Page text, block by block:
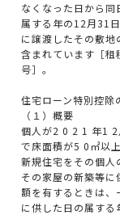
なくなった日から
属する年の12月31
に譲渡したその敷
含まれています［租
号］。
住宅ローン特別控除
（１）概要
個人が2 0 2 1 年1 2
で床面積が5 0㎡以
新規住宅をその個人
その家屋の新築等
額を有するときは、
に供した日の属す